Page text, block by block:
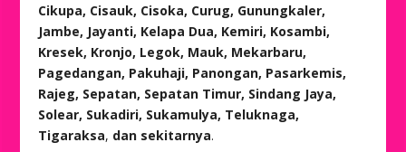
Cikupa, Cisauk, Cisoka, Curug, Gunungkaler,
Jambe, Jayanti, Kelapa Dua, Kemiri, Kosambi,
Kresek, Kronjo, Legok, Mauk, Mekarbaru,
Pagedangan, Pakuhaji, Panongan, Pasarkemis,
Rajeg, Sepatan, Sepatan Timur, Sindang Jaya,
Solear, Sukadiri, Sukamulya, Teluknaga,
Tigaraksa, dan sekitarnya.